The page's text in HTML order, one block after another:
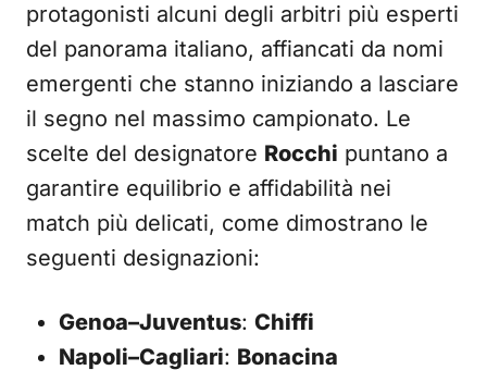
protagonisti alcuni degli arbitri più esperti
del panorama italiano, affiancati da nomi
emergenti che stanno iniziando a lasciare
il segno nel massimo campionato. Le
scelte del designatore Rocchi puntano a
garantire equilibrio e affidabilità nei
match più delicati, come dimostrano le
seguenti designazioni:
Genoa–Juventus: Chiffi
Napoli–Cagliari: Bonacina